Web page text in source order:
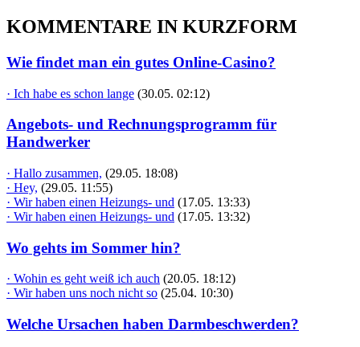
KOMMENTARE IN KURZFORM
Wie findet man ein gutes Online-Casino?
· Ich habe es schon lange (30.05. 02:12)
Angebots- und Rechnungsprogramm für
Handwerker
· Hallo zusammen, (29.05. 18:08)
· Hey, (29.05. 11:55)
· Wir haben einen Heizungs- und (17.05. 13:33)
· Wir haben einen Heizungs- und (17.05. 13:32)
Wo gehts im Sommer hin?
· Wohin es geht weiß ich auch (20.05. 18:12)
· Wir haben uns noch nicht so (25.04. 10:30)
Welche Ursachen haben Darmbeschwerden?